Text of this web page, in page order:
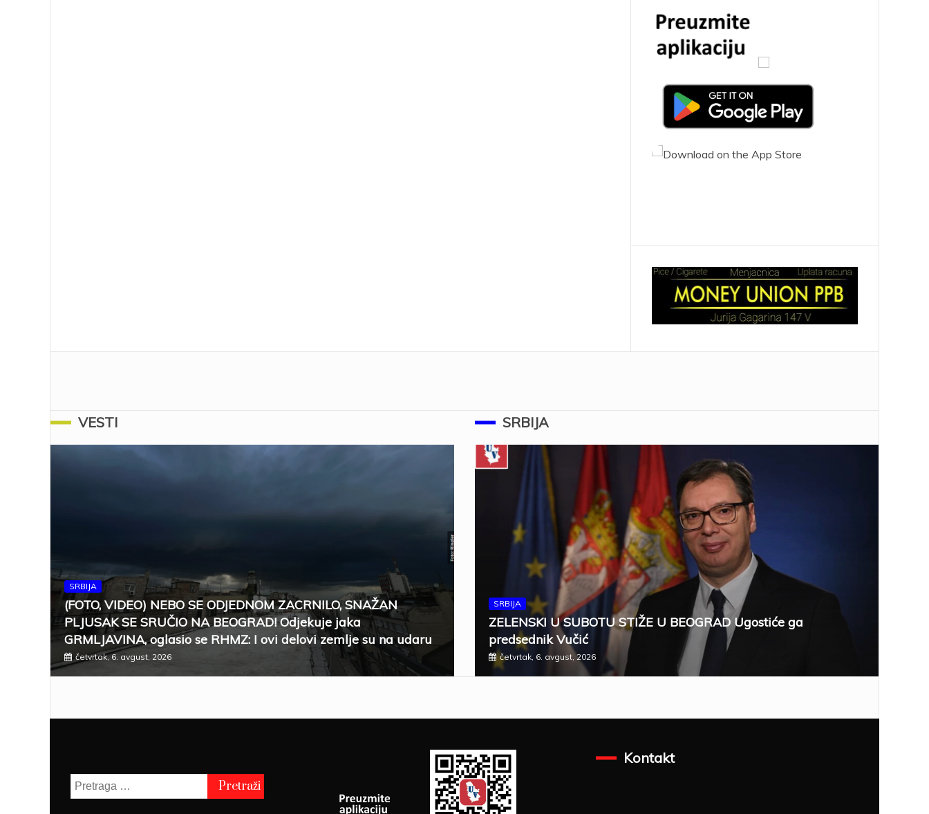
VESTI
SRBIJA
(FOTO, VIDEO) NEBO SE ODJEDNOM ZACRNILO, SNAŽAN
PLJUSAK SE SRUČIO NA BEOGRAD! Odjekuje jaka
GRMLJAVINA, oglasio se RHMZ: I ovi delovi zemlje su na udaru
četvrtak, 6. avgust, 2026
SRBIJA
SRBIJA
ZELENSKI U SUBOTU STIŽE U BEOGRAD Ugostiće ga
predsednik Vučić
četvrtak, 6. avgust, 2026
Pretraga
za:
Kontakt